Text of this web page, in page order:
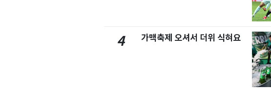
4 가맥축제 오셔서 더위 식혀요